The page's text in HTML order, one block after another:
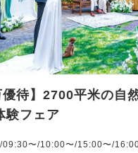
優待】2700平米の自
験フェア
09:30〜/10:00〜/15:00〜/